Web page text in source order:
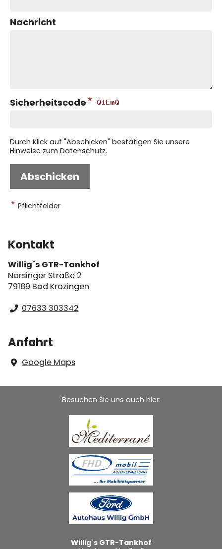
Nachricht
Sicherheitscode*
Durch Klick auf "Abschicken" bestätigen Sie unsere
Hinweise zum Datenschutz.
Abschicken
* Pflichtfelder
Kontakt
Willig´s GTR-Tankhof
Norsinger Straße 2
79189 Bad Krozingen
07633 303342
Anfahrt
Google Maps
Besuchen Sie uns auch hier:
Willig´s GTR-Tankhof